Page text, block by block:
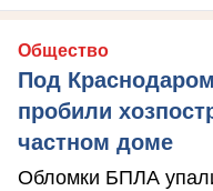
Общество
Под
пробили
частном доме
Обломки БПЛА